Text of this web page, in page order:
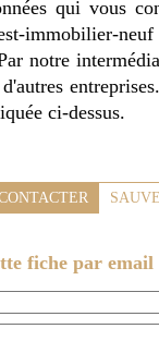
qui vous
immobilier-
notre
ci-dessus.
fiche par email